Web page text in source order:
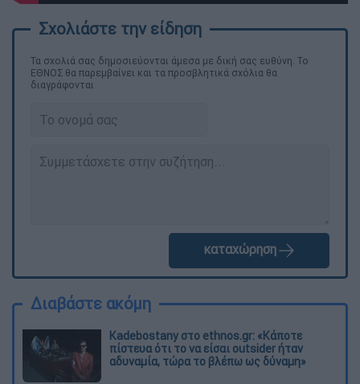
Τα σχολιά σας δημοσιεύονται άμεσα με δική σας ευθύνη. Το
ΕΘΝΟΣ θα παρεμβαίνει και τα προσβλητικά σχόλια θα
διαγράφονται
καταχώρηση
Διαβάστε ακόμη
Kadebostany στο ethnos.gr: «Κάποτε
πίστευα ότι το να είσαι outsider ήταν
αδυναμία, τώρα το βλέπω ως δύναμη»